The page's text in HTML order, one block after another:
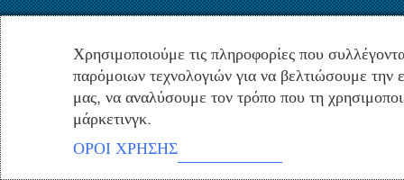
Χρησιμοποιούμε τις πληροφορίες που
παρόμοιων τεχνολογιών για να βελτιώσουμε την
μας, να αναλύσουμε τον τρόπο που τη
μάρκετινγκ.
ΟΡΟΙ ΧΡΗΣΗΣ